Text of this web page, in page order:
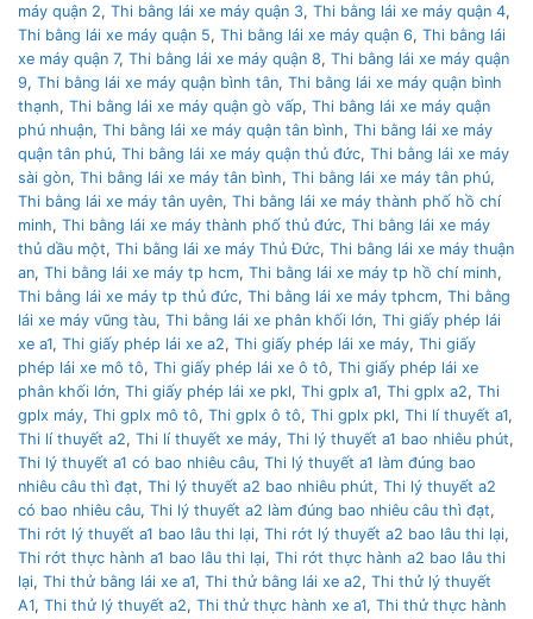
máy quận 2, Thi bằng lái xe máy quận 3, Thi bằng lái xe máy quận 4,
Thi bằng lái xe máy quận 5, Thi bằng lái xe máy quận 6, Thi bằng lái
xe máy quận 7, Thi bằng lái xe máy quận 8, Thi bằng lái xe máy quận
9, Thi bằng lái xe máy quận bình tân, Thi bằng lái xe máy quận bình
thạnh, Thi bằng lái xe máy quận gò vấp, Thi bằng lái xe máy quận
phú nhuận, Thi bằng lái xe máy quận tân bình, Thi bằng lái xe máy
quận tân phú, Thi bằng lái xe máy quận thủ đức, Thi bằng lái xe máy
sài gòn, Thi bằng lái xe máy tân bình, Thi bằng lái xe máy tân phú,
Thi bằng lái xe máy tân uyên, Thi bằng lái xe máy thành phố hồ chí
minh, Thi bằng lái xe máy thành phố thủ đức, Thi bằng lái xe máy
thủ dầu một, Thi bằng lái xe máy Thủ Đức, Thi bằng lái xe máy thuận
an, Thi bằng lái xe máy tp hcm, Thi bằng lái xe máy tp hồ chí minh,
Thi bằng lái xe máy tp thủ đức, Thi bằng lái xe máy tphcm, Thi bằng
lái xe máy vũng tàu, Thi bằng lái xe phân khối lớn, Thi giấy phép lái
xe a1, Thi giấy phép lái xe a2, Thi giấy phép lái xe máy, Thi giấy
phép lái xe mô tô, Thi giấy phép lái xe ô tô, Thi giấy phép lái xe
phân khối lớn, Thi giấy phép lái xe pkl, Thi gplx a1, Thi gplx a2, Thi
gplx máy, Thi gplx mô tô, Thi gplx ô tô, Thi gplx pkl, Thi lí thuyết a1,
Thi lí thuyết a2, Thi lí thuyết xe máy, Thi lý thuyết a1 bao nhiêu phút,
Thi lý thuyết a1 có bao nhiêu câu, Thi lý thuyết a1 làm đúng bao
nhiêu câu thì đạt, Thi lý thuyết a2 bao nhiêu phút, Thi lý thuyết a2
có bao nhiêu câu, Thi lý thuyết a2 làm đúng bao nhiêu câu thì đạt,
Thi rớt lý thuyết a1 bao lâu thi lại, Thi rớt lý thuyết a2 bao lâu thi lại,
Thi rớt thực hành a1 bao lâu thi lại, Thi rớt thực hành a2 bao lâu thi
lại, Thi thử bằng lái xe a1, Thi thử bằng lái xe a2, Thi thử lý thuyết
A1, Thi thử lý thuyết a2, Thi thử thực hành xe a1, Thi thử thực hành